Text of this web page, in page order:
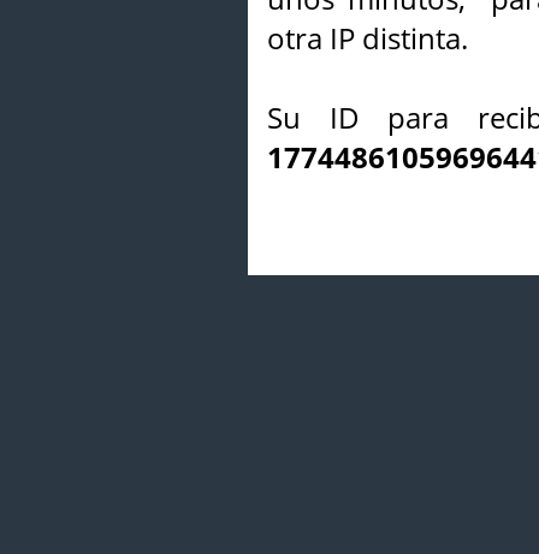
otra IP distinta.
Su ID para